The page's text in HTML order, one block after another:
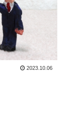
2023.10.06